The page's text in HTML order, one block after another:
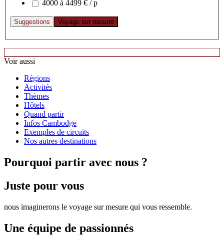
4000 à 4499 € / p
Voir aussi
Régions
Activités
Thèmes
Hôtels
Quand partir
Infos Cambodge
Exemples de circuits
Nos autres destinations
Pourquoi partir avec nous ?
Juste pour vous
nous imaginerons le voyage sur mesure qui vous ressemble.
Une équipe de passionnés